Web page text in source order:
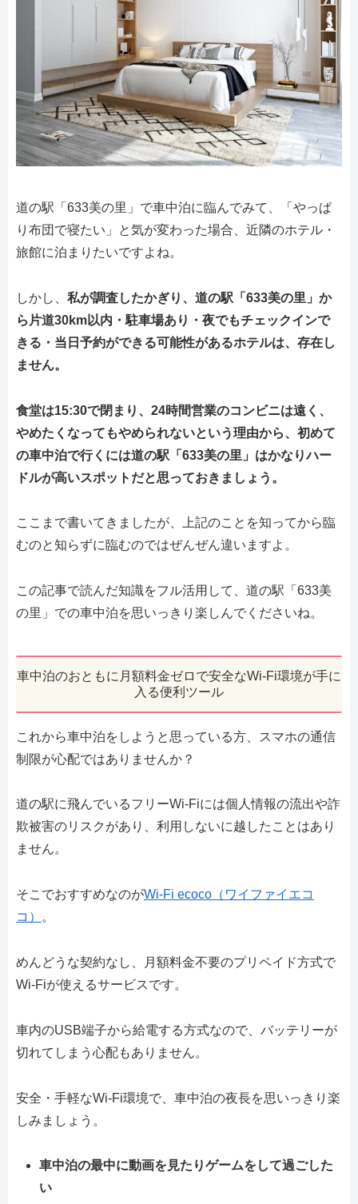
道の駅「633美の里」で車中泊に臨んでみて、「やっぱ
り布団で寝たい」と気が変わった場合、近隣のホテル・
旅館に泊まりたいですよね。
しかし、 私が調査したかぎり、道の駅「633美の里」か
ら片道30km以内・駐車場あり・夜でもチェックインで
きる・当日予約ができる可能性があるホテルは、存在し
ません。
食堂は15:30で閉まり、24時間営業のコンビニは遠く、
やめたくなってもやめられないという理由から、初めて
の車中泊で行くには道の駅「633美の里」はかなりハー
ドルが高いスポットだと思っておきましょう。
ここまで書いてきましたが、上記のことを知ってから臨
むのと知らずに臨むのではぜんぜん違いますよ。
この記事で読んだ知識をフル活用して、道の駅「633美
の里」での車中泊を思いっきり楽しんでくださいね。
車中泊のおともに月額料金ゼロで安全なWi-Fi環境が手に
入る便利ツール
これから車中泊をしようと思っている方、スマホの通信
制限が心配ではありませんか？
道の駅に飛んでいるフリーWi-Fiには個人情報の流出や詐
欺被害のリスクがあり、利用しないに越したことはあり
ません。
そこでおすすめなのがWi-Fi ecoco（ワイファイエコ
コ）
。
めんどうな契約なし、月額料金不要のプリペイド方式で
Wi-Fiが使えるサービスです。
車内のUSB端子から給電する方式なので、バッテリーが
切れてしまう心配もありません。
安全・手軽なWi-Fi環境で、車中泊の夜長を思いっきり楽
しみましょう。
車中泊の最中に動画を見たりゲームをして過ごした
い